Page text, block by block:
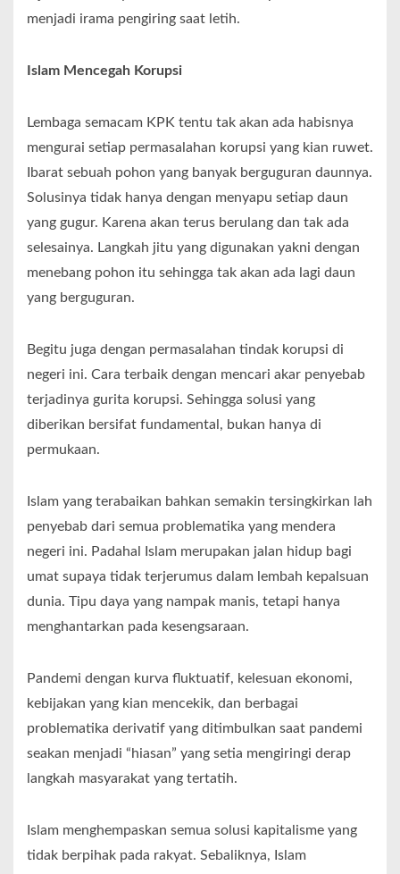
menjadi irama pengiring saat letih.
Islam Mencegah Korupsi
Lembaga semacam KPK tentu tak akan ada habisnya
mengurai setiap permasalahan korupsi yang kian ruwet.
Ibarat sebuah pohon yang banyak berguguran daunnya.
Solusinya tidak hanya dengan menyapu setiap daun
yang gugur. Karena akan terus berulang dan tak ada
selesainya. Langkah jitu yang digunakan yakni dengan
menebang pohon itu sehingga tak akan ada lagi daun
yang berguguran.
Begitu juga dengan permasalahan tindak korupsi di
negeri ini. Cara terbaik dengan mencari akar penyebab
terjadinya gurita korupsi. Sehingga solusi yang
diberikan bersifat fundamental, bukan hanya di
permukaan.
Islam yang terabaikan bahkan semakin tersingkirkan lah
penyebab dari semua problematika yang mendera
negeri ini. Padahal Islam merupakan jalan hidup bagi
umat supaya tidak terjerumus dalam lembah kepalsuan
dunia. Tipu daya yang nampak manis, tetapi hanya
menghantarkan pada kesengsaraan.
Pandemi dengan kurva fluktuatif, kelesuan ekonomi,
kebijakan yang kian mencekik, dan berbagai
problematika derivatif yang ditimbulkan saat pandemi
seakan menjadi “hiasan” yang setia mengiringi derap
langkah masyarakat yang tertatih.
Islam menghempaskan semua solusi kapitalisme yang
tidak berpihak pada rakyat. Sebaliknya, Islam